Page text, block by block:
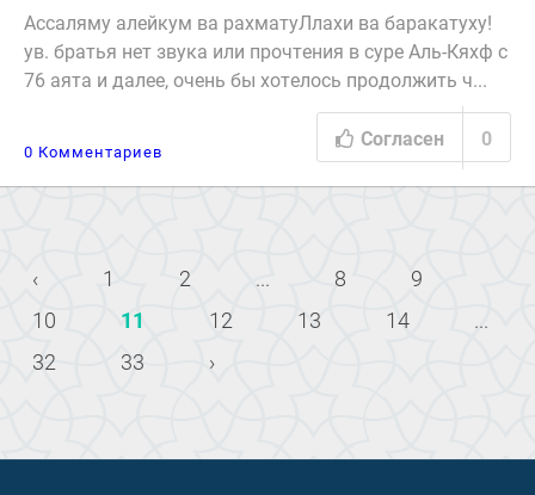
Ассаляму алейкум ва рахматуЛлахи ва баракатуху!
ув. братья нет звука или прочтения в суре Аль-Кяхф с
76 аята и далее, очень бы хотелось продолжить ч...
0 Комментариев
Согласен 0
‹ 1 2 ... 8
9
10
11 12 13 14
...
32
33 ›